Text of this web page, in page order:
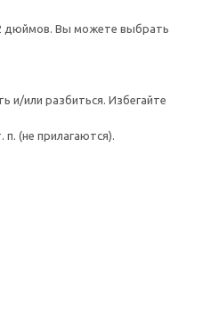
дюймов. Вы можете выбрать
и/или разбиться. Избегайте
(не прилагаются).